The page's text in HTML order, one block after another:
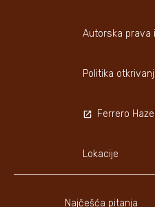
Najčešća pitanja
Autorska prava
Politika
Ferrero
Lokacije